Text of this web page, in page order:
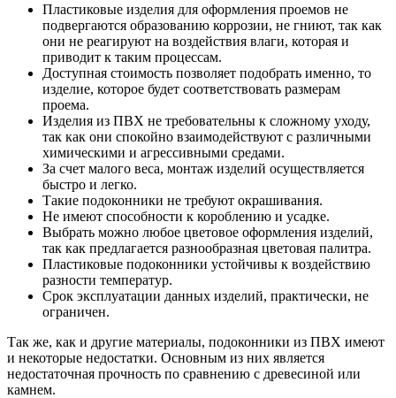
Пластиковые изделия для оформления проемов не
подвергаются образованию коррозии, не гниют, так как
они не реагируют на воздействия влаги, которая и
приводит к таким процессам.
Доступная стоимость позволяет подобрать именно, то
изделие, которое будет соответствовать размерам
проема.
Изделия из ПВХ не требовательны к сложному уходу,
так как они спокойно взаимодействуют с различными
химическими и агрессивными средами.
За счет малого веса, монтаж изделий осуществляется
быстро и легко.
Такие подоконники не требуют окрашивания.
Не имеют способности к короблению и усадке.
Выбрать можно любое цветовое оформления изделий,
так как предлагается разнообразная цветовая палитра.
Пластиковые подоконники устойчивы к воздействию
разности температур.
Срок эксплуатации данных изделий, практически, не
ограничен.
Так же, как и другие материалы, подоконники из ПВХ имеют
и некоторые недостатки. Основным из них является
недостаточная прочность по сравнению с древесиной или
камнем.